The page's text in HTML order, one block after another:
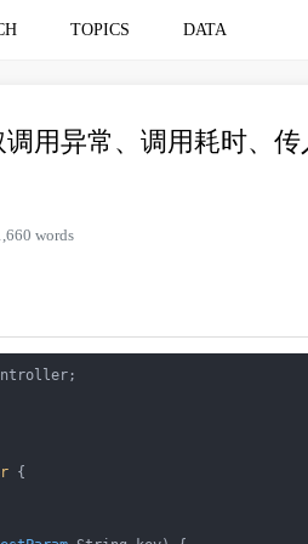
TOPICS DATA
用异常、调用耗时、传
words
{